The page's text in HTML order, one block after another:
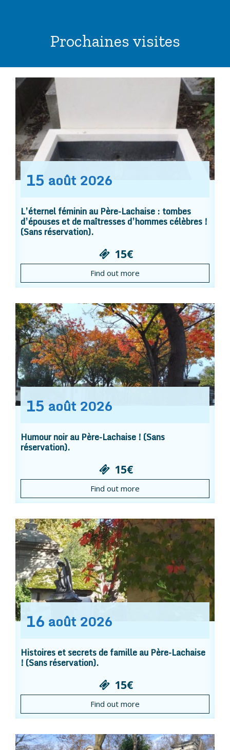
Prochaines visites
15 août 2026
L’éternel féminin au Père-Lachaise : tombes
d’épouses et de maîtresses d’hommes célèbres !
(Sans réservation).
15€
Find out more
15 août 2026
Humour noir au Père-Lachaise ! (Sans
réservation).
15€
Find out more
16 août 2026
Histoires et secrets de famille au Père-Lachaise
! (Sans réservation).
15€
Find out more